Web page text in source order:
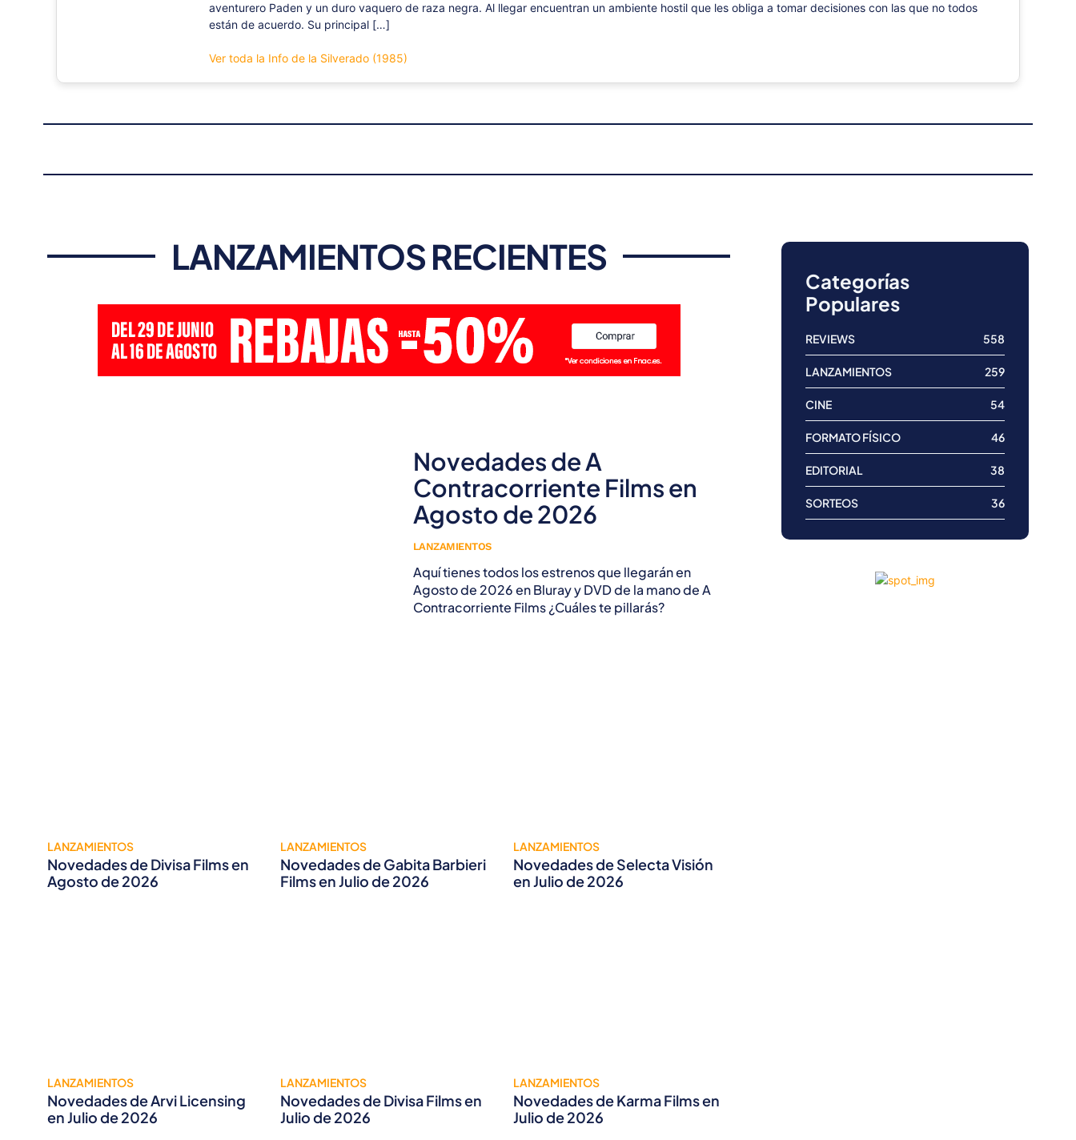
aventurero Paden y un duro vaquero de raza negra. Al llegar encuentran un ambiente hostil que les obliga a tomar decisiones con las que no todos
están de acuerdo. Su principal […]
Ver toda la Info de la Silverado (1985)
LANZAMIENTOS RECIENTES
Novedades de A
Contracorriente Films en
Agosto de 2026
LANZAMIENTOS
Aquí tienes todos los estrenos que llegarán en
Agosto de 2026 en Bluray y DVD de la mano de A
Contracorriente Films ¿Cuáles te pillarás?
LANZAMIENTOS
Novedades de Divisa Films en
Agosto de 2026
LANZAMIENTOS
Novedades de Gabita Barbieri
Films en Julio de 2026
LANZAMIENTOS
Novedades de Selecta Visión
en Julio de 2026
LANZAMIENTOS
Novedades de Arvi Licensing
en Julio de 2026
LANZAMIENTOS
Novedades de Divisa Films en
Julio de 2026
LANZAMIENTOS
Novedades de Karma Films en
Julio de 2026
Categorías
Populares
REVIEWS 558
LANZAMIENTOS 259
CINE 54
FORMATO FÍSICO 46
EDITORIAL 38
SORTEOS 36